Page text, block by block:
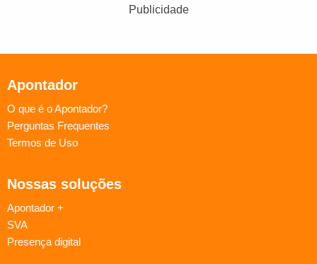
Publicidade
Apontador
O que é o Apontador?
Perguntas Frequentes
Termos de Uso
Nossas soluções
Apontador +
SVA
Presença digital